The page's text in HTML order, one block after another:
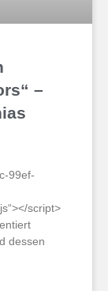
–
99ef-
script>
dessen